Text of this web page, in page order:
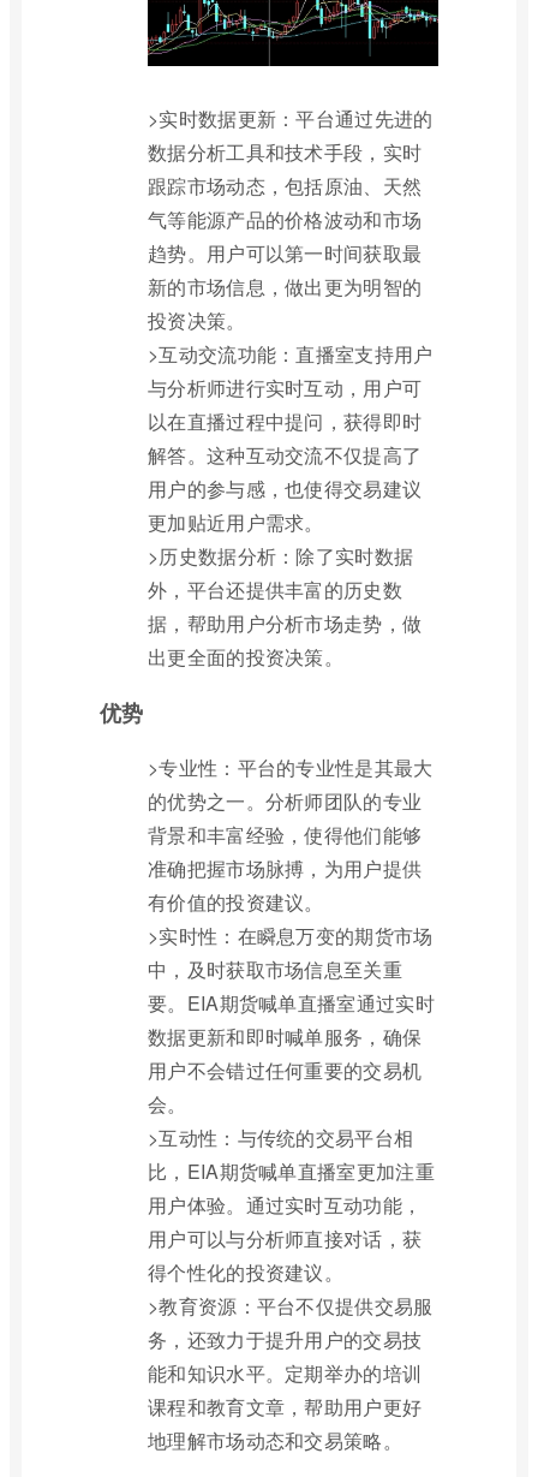
>实时数据更新：平台通过先进的
数据分析工具和技术手段，实时
跟踪市场动态，包括原油、天然
气等能源产品的价格波动和市场
趋势。用户可以第一时间获取最
新的市场信息，做出更为明智的
投资决策。
>互动交流功能：直播室支持用户
与分析师进行实时互动，用户可
以在直播过程中提问，获得即时
解答。这种互动交流不仅提高了
用户的参与感，也使得交易建议
更加贴近用户需求。
>历史数据分析：除了实时数据
外，平台还提供丰富的历史数
据，帮助用户分析市场走势，做
出更全面的投资决策。
优势
>专业性：平台的专业性是其最大
的优势之一。分析师团队的专业
背景和丰富经验，使得他们能够
准确把握市场脉搏，为用户提供
有价值的投资建议。
>实时性：在瞬息万变的期货市场
中，及时获取市场信息至关重
要。EIA期货喊单直播室通过实时
数据更新和即时喊单服务，确保
用户不会错过任何重要的交易机
会。
>互动性：与传统的交易平台相
比，EIA期货喊单直播室更加注重
用户体验。通过实时互动功能，
用户可以与分析师直接对话，获
得个性化的投资建议。
>教育资源：平台不仅提供交易服
务，还致力于提升用户的交易技
能和知识水平。定期举办的培训
课程和教育文章，帮助用户更好
地理解市场动态和交易策略。